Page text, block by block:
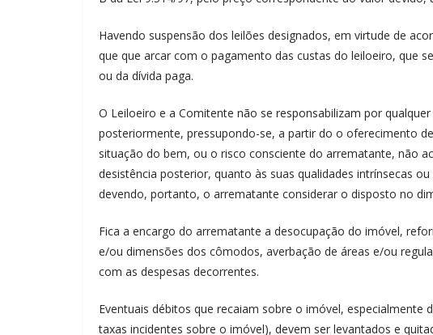
Havendo suspensão dos leilões designados, em virtude de
que que arcar com o pagamento das custas do leiloeiro, que
ou da dívida paga.
O Leiloeiro e a Comitente não se responsabilizam por
posteriormente, pressupondo-se, a partir do o oferecimento
situação do bem, ou o risco consciente do arrematante, não
desistência posterior, quanto às suas qualidades intrínsecas
devendo, portanto, o arrematante considerar o disposto no
Fica a encargo do arrematante a desocupação do imóvel,
e/ou dimensões dos cômodos, averbação de áreas e/ou
com as despesas decorrentes.
Eventuais débitos que recaiam sobre o imóvel, especialmente
taxas incidentes sobre o imóvel), devem ser levantados e